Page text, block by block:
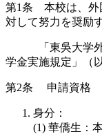
第1条
本校は、外
対して努力を奨励
「東吳大学外国
学金実施規定」（
第2条 申請資格
身分：
(1) 華僑生：